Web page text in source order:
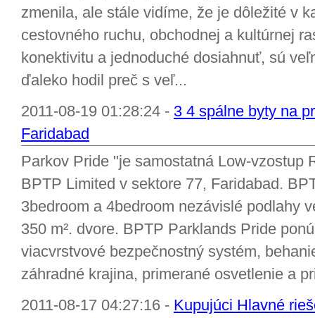
zmenila, ale stále vidíme, že je dôležité v
cestovného ruchu, obchodnej a kultúrnej
konektivitu a jednoduché dosiahnuť, sú
ďaleko hodil preč s veľ...
2011-08-19 01:28:24 - 3 4 spálne byty na
Faridabad
Parkov Pride "je samostatná Low-vzostup
BPTP Limited v sektore 77, Faridabad.
3bedroom a 4bedroom nezávislé podlahy
350 m². dvore. BPTP Parklands Pride
viacvrstvové bezpečnostný systém,
záhradné krajina, primerané osvetlenie a
2011-08-17 04:27:16 - Kupujúci Hlavné